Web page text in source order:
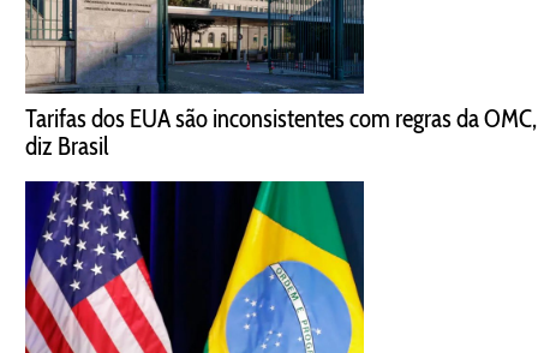
Tarifas dos EUA são inconsistentes com regras da OMC,
diz Brasil